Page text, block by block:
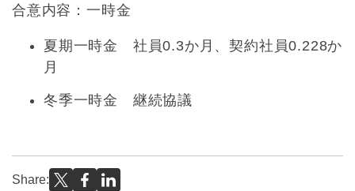
合意内容：一時金
夏期一時金 社員0.3か月、契約社員0.228か
月
冬季一時金 継続協議
Share: